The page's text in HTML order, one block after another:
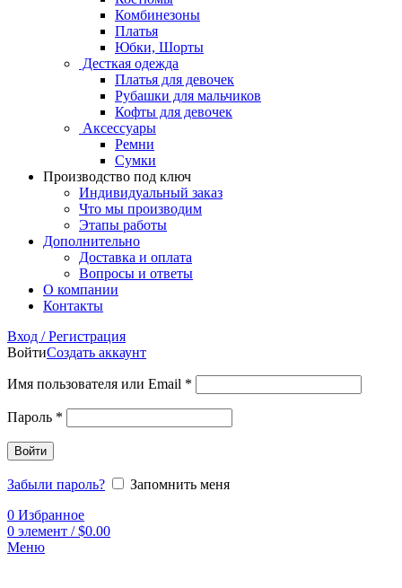
Комбинезоны
Платья
Юбки, Шорты
Десткая одежда
Платья для девочек
Рубашки для мальчиков
Кофты для девочек
Аксессуары
Ремни
Сумки
Производство под ключ
Индивидуальный заказ
Что мы производим
Этапы работы
Дополнительно
Доставка и оплата
Вопросы и ответы
О компании
Контакты
Вход / Регистрация
ВойтиСоздать аккаунт
Имя пользователя или Email *
Пароль *
Войти
Забыли пароль?
Запомнить меня
0 Избранное
0 элемент / $0.00
Меню